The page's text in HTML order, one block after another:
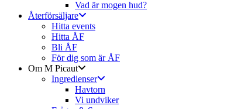
Vad är mogen hud?
Återförsäljare
Hitta events
Hitta ÅF
Bli ÅF
För dig som är ÅF
Om M Picaut
Ingredienser
Havtorn
Vi undviker